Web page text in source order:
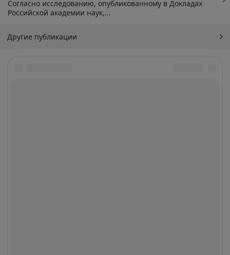
Согласно исследованию, опубликованному в Докладах
Российской академии наук,...
Другие публикации